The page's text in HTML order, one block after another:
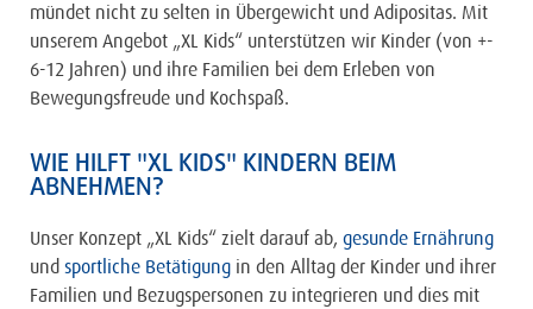
mündet nicht zu selten in Übergewicht und Adipositas. Mit
unserem Angebot „XL Kids“ unterstützen wir Kinder (von +-
6-12 Jahren) und ihre Familien bei dem Erleben von
Bewegungsfreude und Kochspaß.
WIE HILFT "XL KIDS" KINDERN BEIM
ABNEHMEN?
Unser Konzept „XL Kids“ zielt darauf ab, gesunde Ernährung
und sportliche Betätigung in den Alltag der Kinder und ihrer
Familien und Bezugspersonen zu integrieren und dies mit